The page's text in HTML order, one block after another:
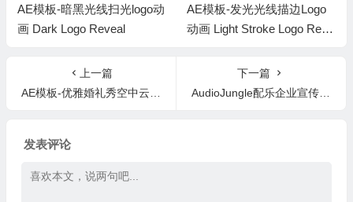
AE模板-暗黑光线扫光logo动
画 Dark Logo Reveal
AE模板-发光光线描边Logo
动画 Light Stroke Logo Reve
上一篇
AE模板-优雅婚礼秀空中云层照片相册片头 Wedding in Heaven
下一篇
AudioJungle配乐企业宣传专题片头音乐AE模板中常用配乐合集2019年7月份更新
发表评论